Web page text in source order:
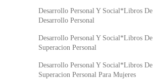
Desarrollo Personal Y Social*Libros De
Desarrollo Personal
Desarrollo Personal Y Social*Libros De
Superacion Personal
Desarrollo Personal Y Social*Libros De
Superacion Personal Para Mujeres